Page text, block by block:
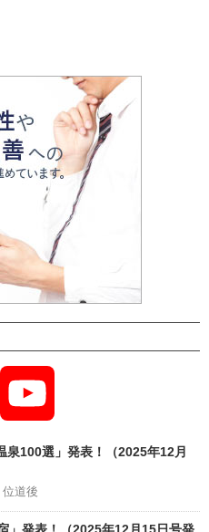
Channel
泉100選」発表！（2025年12月
道後